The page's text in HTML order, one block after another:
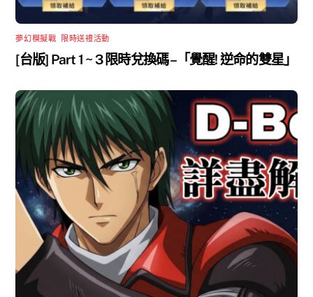
夢幻模擬戰 限時送禮活動
[台版] Part 1 ~ 3 限時兌換碼 –「覺醒! 逆命的雙星」